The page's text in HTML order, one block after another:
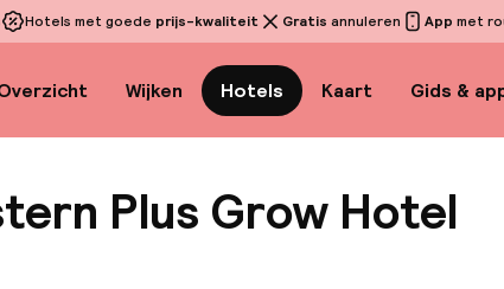
Hotels met goede prijs-kwaliteit Gratis annuleren App met
Wijken Hotels Kaart Gids &
Plus Grow Hotel